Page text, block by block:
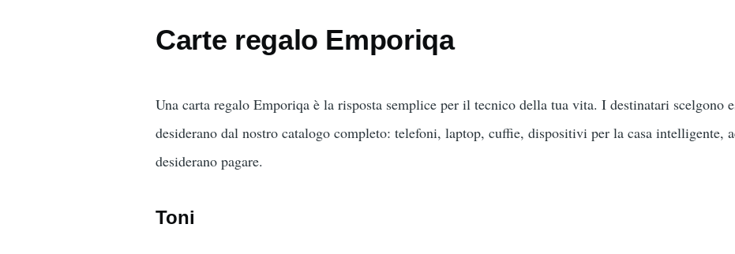
Carte regalo Emporiqa
Una carta regalo Emporiqa è la risposta semplice per il tecnico della tua vita. I destinatari scelgono
desiderano dal nostro catalogo completo: telefoni, laptop, cuffie, dispositivi per la casa intelligente,
desiderano pagare.
Toni